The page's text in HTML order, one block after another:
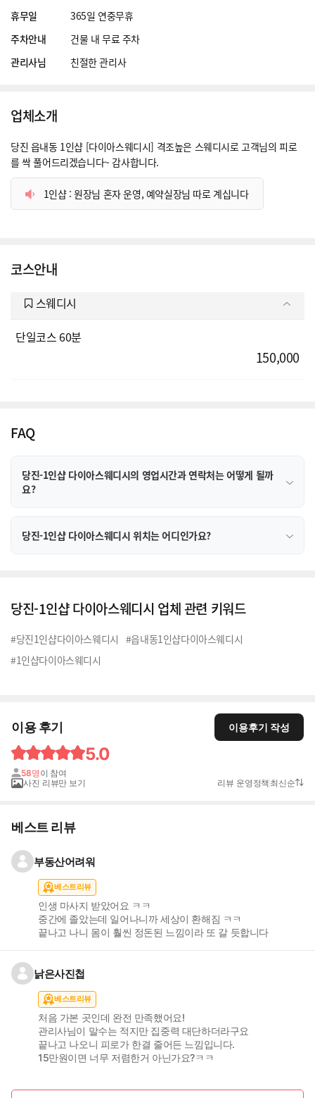
휴무일
365일 연중무휴
주차안내
건물 내 무료 주차
관리사님
친절한 관리사
업체소개
당진 읍내동 1인샵 [다이아스웨디시] 격조높은 스웨디시로 고객님의 피로
를 싹 풀어드리겠습니다~ 감사합니다.
1인샵 : 원장님 혼자 운영, 예약실장님 따로 계십니다
코스안내
스웨디시
단일코스 60분
150,000
FAQ
당진-1인샵 다이아스웨디시의 영업시간과 연락처는 어떻게 될까
요?
당진-1인샵 다이아스웨디시 위치는 어디인가요?
당진-1인샵 다이아스웨디시 업체 관련 키워드
#당진1인샵다이아스웨디시 #읍내동1인샵다이아스웨디시
#1인샵다이아스웨디시
이용 후기 이용후기 작성
5.0
58명 이 참여
사진 리뷰만 보기
리뷰 운영정책 최신순
베스트 리뷰
부동산어려워
베스트리뷰
인생 마사지 받았어요 ㅋㅋ
중간에 졸았는데 일어나니까 세상이 환해짐 ㅋㅋ
끝나고 나니 몸이 훨씬 정돈된 느낌이라 또 갈 듯합니다
낡은사진첩
베스트리뷰
처음 가본 곳인데 완전 만족했어요!
관리사님이 말수는 적지만 집중력 대단하더라구요
끝나고 나오니 피로가 한결 줄어든 느낌입니다.
15만원이면 너무 저렴한거 아닌가요?ㅋㅋ